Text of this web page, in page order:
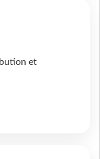
et